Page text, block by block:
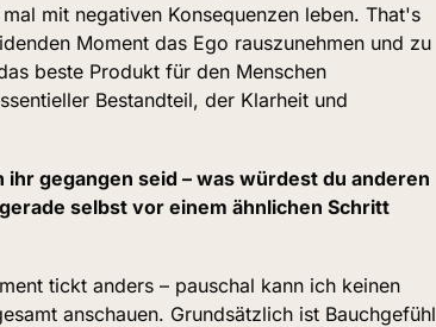
mit negativen Konsequenzen leben. That's
Moment das Ego rauszunehmen und zu
beste Produkt für den Menschen
Bestandteil, der Klarheit und
gegangen seid – was würdest du anderen
selbst vor einem ähnlichen Schritt
tickt anders – pauschal kann ich keinen
anschauen. Grundsätzlich ist Bauchgefühl